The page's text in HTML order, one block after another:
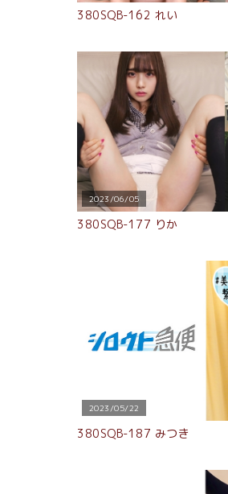
380SQB-162 れい
2023/06/05
380SQB-177 りか
2023/05/22
380SQB-187 みつき